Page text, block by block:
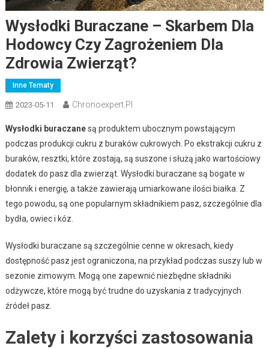
Wysłodki Buraczane – Skarbem Dla
Hodowcy Czy Zagrożeniem Dla
Zdrowia Zwierząt?
Inne Tematy
2023-05-11 Chronoexpert.pl
Wysłodki buraczanesą produktem ubocznym powstającym
podczas produkcji cukru z buraków cukrowych. Po ekstrakcji cukru z
buraków, resztki, które zostają, są suszone i służą jako wartościowy
dodatek do pasz dla zwierząt. Wysłodki buraczane są bogate w
błonnik i energię, a także zawierają umiarkowane ilości białka. Z
tego powodu, są one popularnym składnikiem pasz, szczególnie dla
bydła, owiec i kóz.
Wysłodki buraczane są szczególnie cenne w okresach, kiedy
dostępność pasz jest ograniczona, na przykład podczas suszy lub w
sezonie zimowym. Mogą one zapewnić niezbędne składniki
odżywcze, które mogą być trudne do uzyskania z tradycyjnych
źródeł pasz.
Zalety i korzyści zastosowania